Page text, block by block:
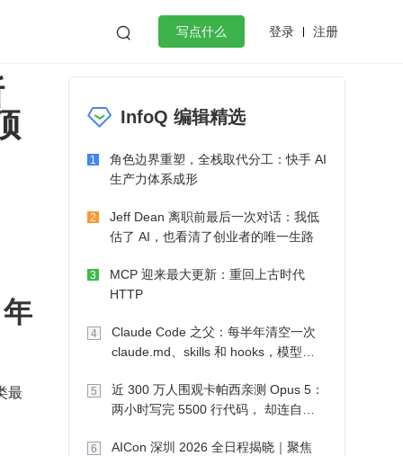
 写点什么 登录 注册
作
微服务架构 flutter
最
InfoQ 编辑精选
1
角色边界重塑，全栈取代分工：快手 AI
生产力体系成形
2
Jeff Dean 离职前最后一次对话：我低
估了 AI，也看清了创业者的唯一生路
3
MCP 迎来最大更新：重回上古时代
HTTP
4
Claude Code 之父：每半年清空一次
claude.md、skills 和 hooks，模型自
5
近 300 万人围观卡帕西亲测 Opus 5：
两小时写完 5500 行代码， 却连自己
6
AICon 深圳 2026 全日程揭晓｜聚焦